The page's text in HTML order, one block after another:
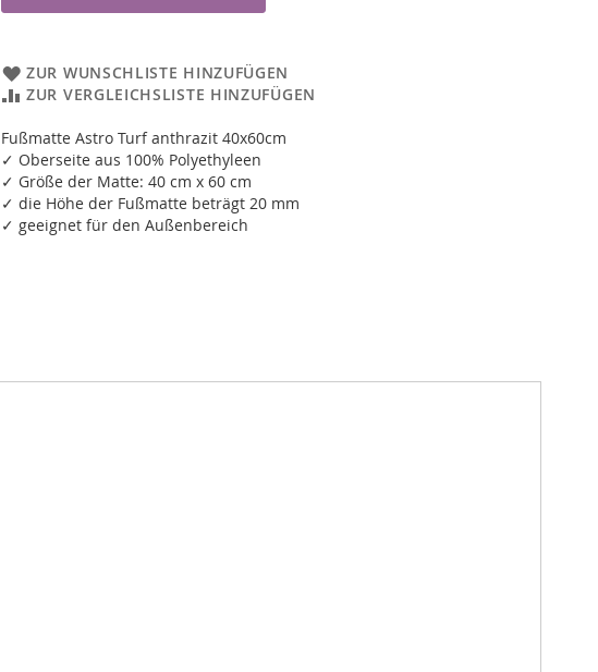
ZUR WUNSCHLISTE HINZUFÜGEN
ZUR VERGLEICHSLISTE HINZUFÜGEN
Fußmatte Astro Turf anthrazit 40x60cm
✓ Oberseite aus 100% Polyethyleen
✓ Größe der Matte: 40 cm x 60 cm
✓ die Höhe der Fußmatte beträgt 20 mm
✓ geeignet für den Außenbereich